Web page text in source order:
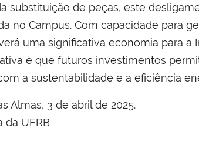
substituição de peças, este
no Campus. Com capacidade para
uma significativa economia para a
é que futuros investimentos
a sustentabilidade e a eficiência
Almas, 3 de abril de 2025.
da UFRB